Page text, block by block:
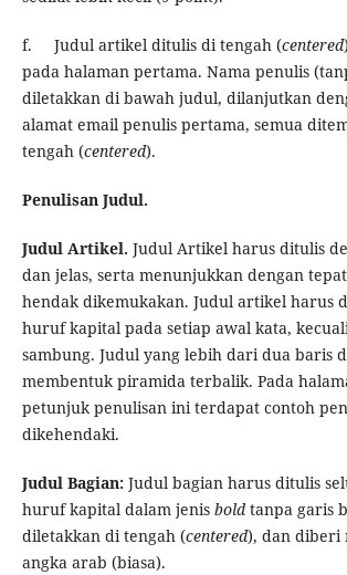
f. Judul artikel ditulis di tengah (centered
pada halaman pertama. Nama penulis
diletakkan di bawah judul, dilanjutkan
alamat email penulis pertama, semua
tengah (centered).
Penulisan Judul.
Judul Artikel. Judul Artikel harus ditulis
dan jelas, serta menunjukkan dengan
hendak dikemukakan. Judul artikel harus
huruf kapital pada setiap awal kata,
sambung. Judul yang lebih dari dua baris
membentuk piramida terbalik. Pada
petunjuk penulisan ini terdapat contoh
dikehendaki.
Judul Bagian:Judul bagian harus ditulis
huruf kapital dalam jenis bold tanpa garis
diletakkan di tengah (centered), dan diberi
angka arab (biasa).